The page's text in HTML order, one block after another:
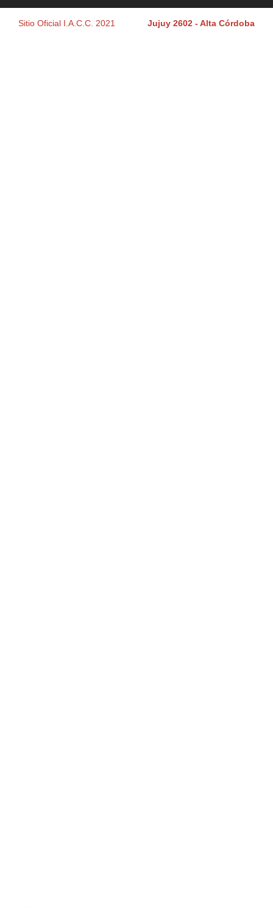
Sitio Oficial I.A.C.C. 2021 Jujuy 2602 - Alta Córdoba